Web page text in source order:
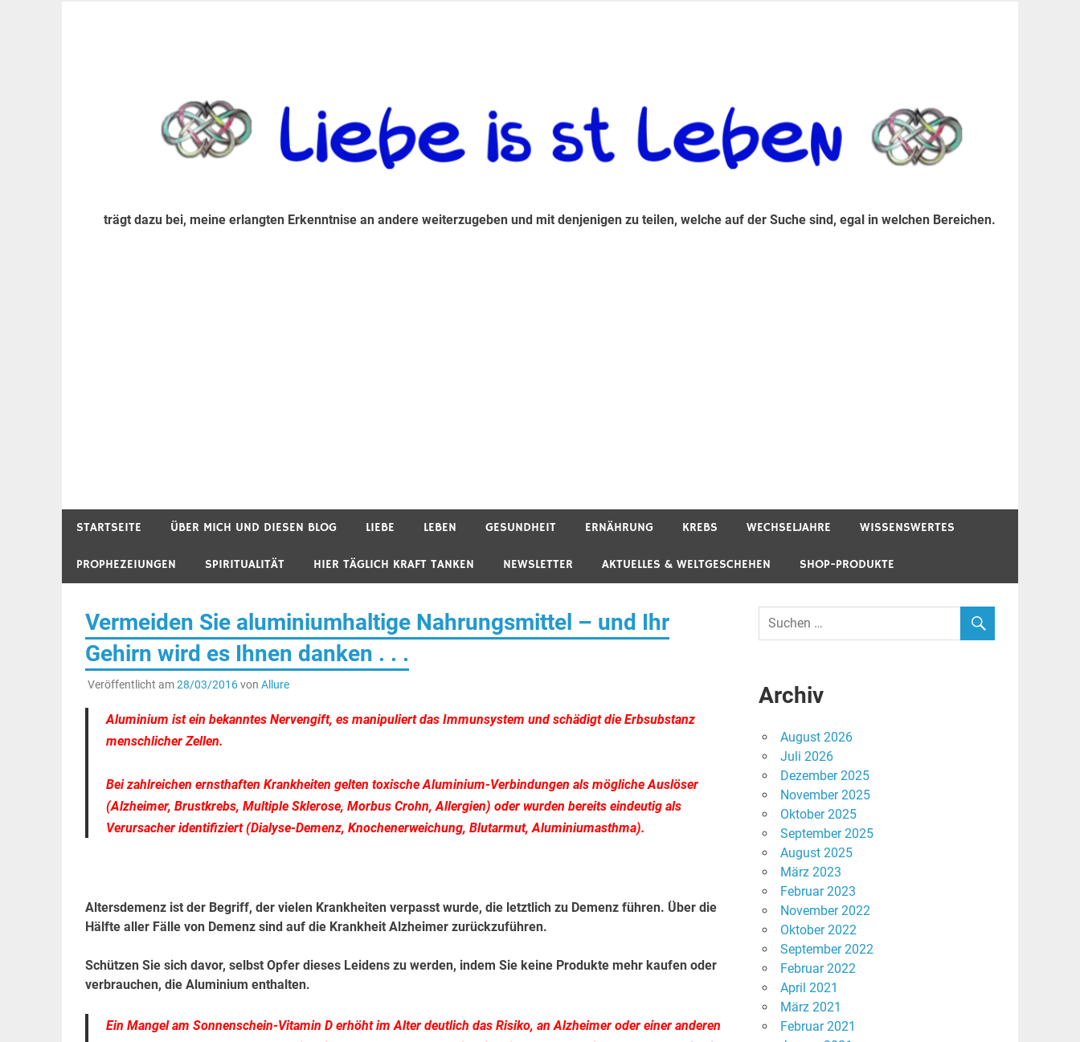
trägt dazu bei, meine erlangten Erkenntnise an andere weiterzugeben und mit denjenigen zu teilen, welche auf der Suche sind, egal in welchen Bereichen.
STARTSEITE ÜBER MICH UND DIESEN BLOG LIEBE LEBEN GESUNDHEIT ERNÄHRUNG KREBS WECHSELJAHRE WISSENSWERTES
PROPHEZEIUNGEN SPIRITUALITÄT HIER TÄGLICH KRAFT TANKEN NEWSLETTER AKTUELLES & WELTGESCHEHEN SHOP-PRODUKTE
Vermeiden Sie aluminiumhaltige Nahrungsmittel – und Ihr
Gehirn wird es Ihnen danken . . .
Veröffentlicht am28/03/2016von Allure
Aluminium ist ein bekanntes Nervengift, es manipuliert das Immunsystem und schädigt die Erbsubstanz
menschlicher Zellen.
Bei zahlreichen ernsthaften Krankheiten gelten toxische Aluminium-Verbindungen als mögliche Auslöser
(Alzheimer, Brustkrebs, Multiple Sklerose, Morbus Crohn, Allergien) oder wurden bereits eindeutig als
Verursacher identifiziert (Dialyse-Demenz, Knochenerweichung, Blutarmut, Aluminiumasthma).
Altersdemenz ist der Begriff, der vielen Krankheiten verpasst wurde, die letztlich zu Demenz führen. Über die
Hälfte aller Fälle von Demenz sind auf die Krankheit Alzheimer zurückzuführen.
Schützen Sie sich davor, selbst Opfer dieses Leidens zu werden, indem Sie keine Produkte mehr kaufen oder
verbrauchen, die Aluminium enthalten.
Ein Mangel am Sonnenschein-Vitamin D erhöht im Alter deutlich das Risiko,an Alzheimer oder einer anderen
Archiv
August 2026
Juli 2026
Dezember 2025
November 2025
Oktober 2025
September 2025
August 2025
März 2023
Februar 2023
November 2022
Oktober 2022
September 2022
Februar 2022
April 2021
März 2021
Februar 2021